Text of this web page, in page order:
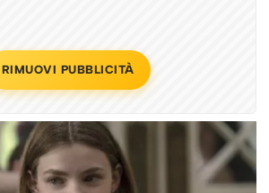
RIMUOVI PUBBLICITÀ